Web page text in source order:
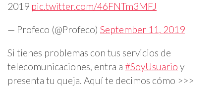
2019 pic.twitter.com/46FNTm3MFJ
— Profeco (@Profeco) September 11, 2019
Si tienes problemas con tus servicios de
telecomunicaciones, entra a #SoyUsuario y
presenta tu queja. Aquí te decimos cómo >>>